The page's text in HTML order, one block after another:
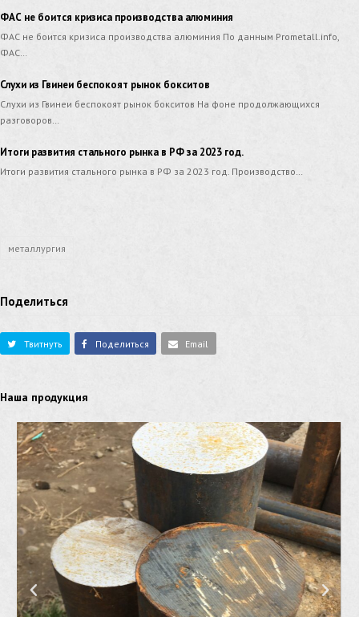
ФАС не боится кризиса производства алюминия
ФАС не боится кризиса производства алюминия По данным Prometall.info,
ФАС…
Слухи из Гвинеи беспокоят рынок бокситов
Слухи из Гвинеи беспокоят рынок бокситов На фоне продолжающихся
разговоров…
Итоги развития стального рынка в РФ за 2023 год.
Итоги развития стального рынка в РФ за 2023 год. Производство…
металлургия
Поделиться
Твитнуть Поделиться Email
Наша продукция